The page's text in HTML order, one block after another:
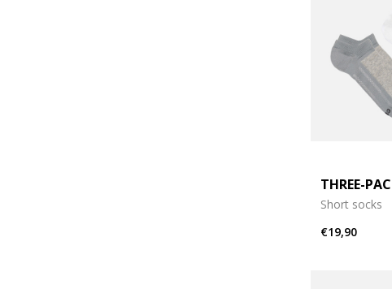
THREE-
Short socks
€19,90